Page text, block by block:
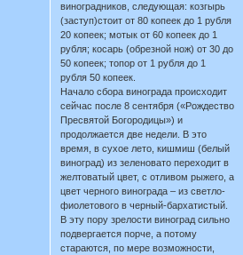
виноградников, следующая: козгырь
(заступ)стоит от 80 копеек до 1 рубля
20 копеек; мотык от 60 копеек до 1
рубля; косарь (обрезной нож) от 30 до
50 копеек; топор от 1 рубля до 1
рубля 50 копеек.
Начало сбора винограда происходит
сейчас после 8 сентября («Рождество
Пресвятой Богородицы») и
продолжается две недели. В это
время, в сухое лето, кишмиш (белый
виноград) из зеленовато переходит в
желтоватый цвет, с отливом рыжего, а
цвет черного винограда – из светло-
фиолетового в черный-бархатистый.
В эту пору зрелости виноград сильно
подвергается порче, а потому
стараются, по мере возможности,